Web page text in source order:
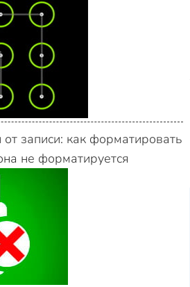
записи: как форматировать
не форматируется